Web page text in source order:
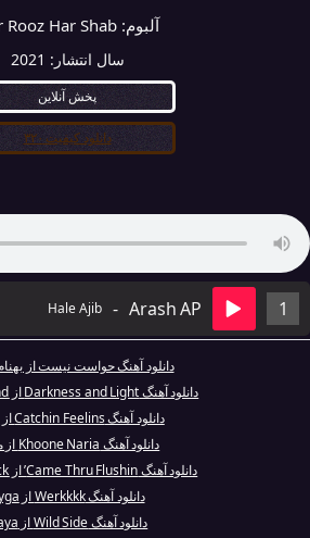
آلبوم:Rooz Har Shab
سال انتشار: 2021
پخش آنلاین
دانلود کیفیت ۳۲۰
1
Arash AP
-
Hale Ajib
دانلود آهنگ حواست نیست از
دانلود آهنگ Darkness and Light از John Legend
دانلود آهنگ Catchin Feelins از 2Pac
دانلود آهنگ Khoone Naria از مهیار
دانلود آهنگ Came Thru Flushin’ از Kodak Black
دانلود آهنگ Werkkkk از Tyga
دانلود آهنگ Wild Side از Daya